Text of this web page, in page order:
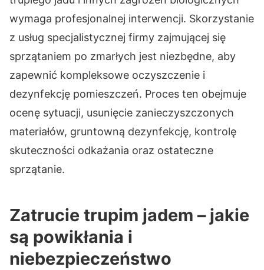
wymaga profesjonalnej interwencji. Skorzystanie
z usług specjalistycznej firmy zajmującej się
sprzątaniem po zmarłych jest niezbędne, aby
zapewnić kompleksowe oczyszczenie i
dezynfekcję pomieszczeń. Proces ten obejmuje
ocenę sytuacji, usunięcie zanieczyszczonych
materiałów, gruntowną dezynfekcję, kontrolę
skuteczności odkażania oraz ostateczne
sprzątanie.
Zatrucie trupim jadem – jakie
są powikłania i
niebezpieczeństwo